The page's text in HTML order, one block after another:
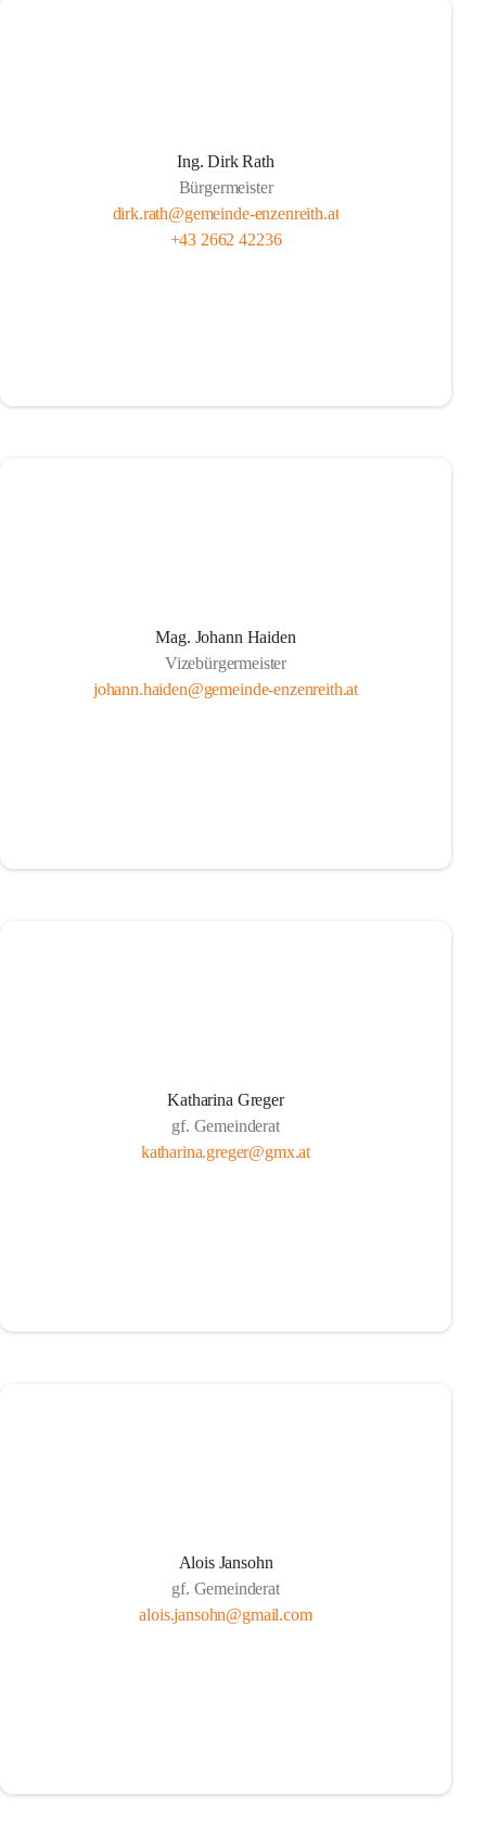
Ing. Dirk Rath
Bürgermeister
dirk.rath@gemeinde-enzenreith.at
+43 2662 42236
Mag. Johann Haiden
Vizebürgermeister
johann.haiden@gemeinde-enzenreith.at
Katharina Greger
gf. Gemeinderat
katharina.greger@gmx.at
Alois Jansohn
gf. Gemeinderat
alois.jansohn@gmail.com